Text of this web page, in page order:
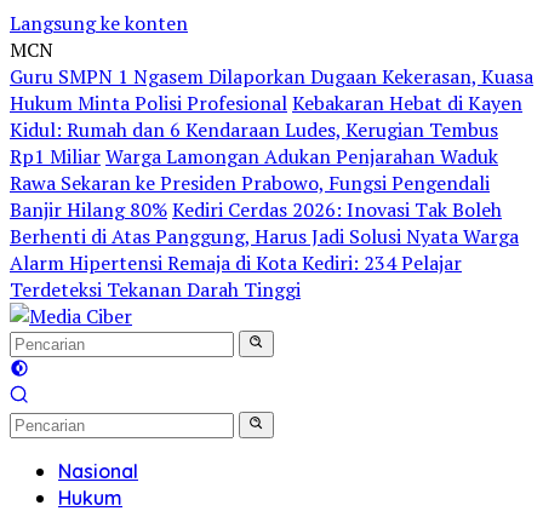
Langsung ke konten
MCN
Guru SMPN 1 Ngasem Dilaporkan Dugaan Kekerasan, Kuasa
Hukum Minta Polisi ProfesionalKebakaran Hebat di Kayen
Kidul: Rumah dan 6 Kendaraan Ludes, Kerugian Tembus
Rp1 MiliarWarga Lamongan Adukan Penjarahan Waduk
Rawa Sekaran ke Presiden Prabowo, Fungsi Pengendali
Banjir Hilang 80%Kediri Cerdas 2026: Inovasi Tak Boleh
Berhenti di Atas Panggung, Harus Jadi Solusi Nyata Warga
Alarm Hipertensi Remaja di Kota Kediri: 234 Pelajar
Terdeteksi Tekanan Darah Tinggi
Nasional
Hukum